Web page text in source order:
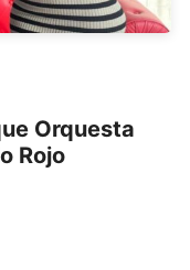
Orquesta
Rojo